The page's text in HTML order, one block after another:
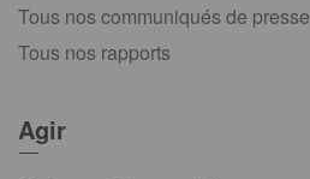
Tous nos communiqués de presse
Tous nos rapports
Agir